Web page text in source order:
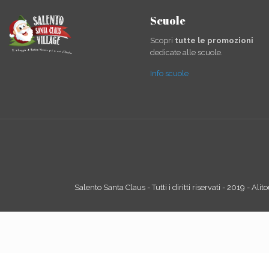
Scuole
Scopri tutte le promozioni
dedicate alle scuole.
Info scuole
Salento Santa Claus - Tutti i diritti riservati - 2019 -